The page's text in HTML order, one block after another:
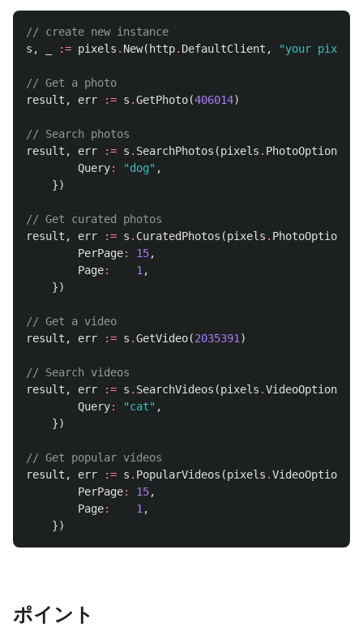
// create new instance
s , := pixels . New( http. DefaultClient , "your pixels
// Get a photo
result , err := s .GetPhoto(406014)
// Search photos
result , err := s . SearchPhotos (pixels . PhotoOptions
Query: "dog" ,
})
// Get curated photos
result , err := s . CuratedPhotos (pixels . PhotoOptions
PerPage: 15,
Page: 1 ,
})
// Get a video
result , err := s .GetVideo(2035391 )
// Search videos
result , err := s . SearchVideos (pixels .VideoOptions
Query: "cat" ,
})
// Get popular videos
result , err := s . PopularVideos (pixels .VideoOptions
PerPage: 15,
Page: 1 ,
})
ポイント